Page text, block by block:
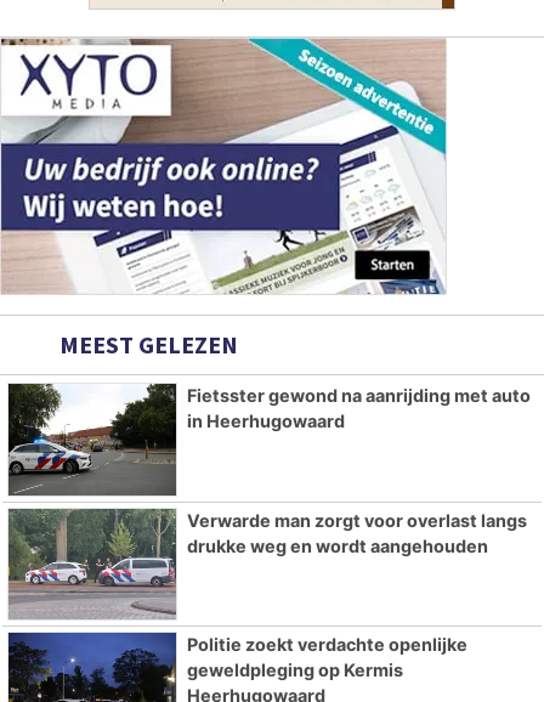
MEEST GELEZEN
Fietsster gewond na aanrijding met auto
in Heerhugowaard
Verwarde man zorgt voor overlast langs
drukke weg en wordt aangehouden
Politie zoekt verdachte openlijke
geweldpleging op Kermis
Heerhugowaard